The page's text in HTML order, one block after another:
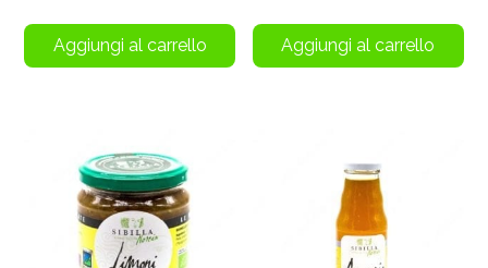
Aggiungi al carrello Aggiungi al carrello